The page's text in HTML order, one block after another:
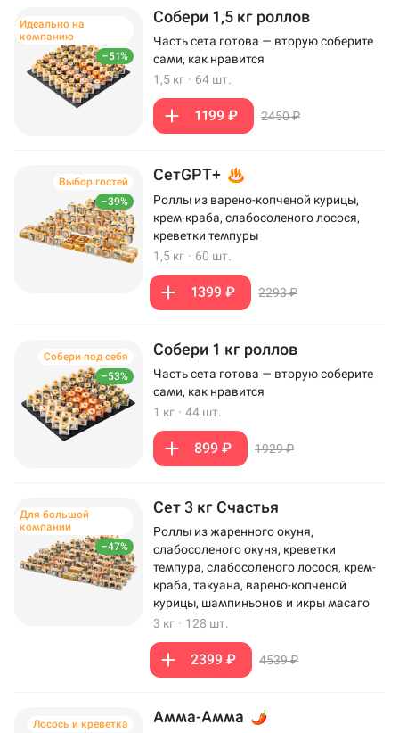
–51%
Идеально на
компанию
Собери 1,5 кг роллов
Часть сета готова — вторую соберите
сами, как нравится
1,5 кг · 64 шт.
1199 ₽ 2450 ₽
–39%
Выбор гостей СетGPT+
Роллы из варено-копченой курицы,
крем-краба, слабосоленого лосося,
креветки темпуры
1,5 кг · 60 шт.
1399 ₽ 2293 ₽
–53%
Собери под себя Собери 1 кг роллов
Часть сета готова — вторую соберите
сами, как нравится
1 кг · 44 шт.
899 ₽ 1929 ₽
–47%
Для большой
компании
Сет 3 кг Счастья
Роллы из жаренного окуня,
слабосоленого окуня, креветки
темпура, слабосоленого лосося, крем-
краба, такуана, варено-копченой
курицы, шампиньонов и икры масаго
3 кг · 128 шт.
2399 ₽ 4539 ₽
Лосось и креветка Амма-Амма